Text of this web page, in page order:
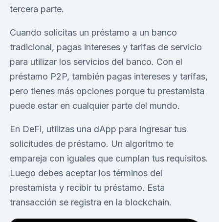
tercera parte.
Cuando solicitas un préstamo a un banco
tradicional, pagas intereses y tarifas de servicio
para utilizar los servicios del banco. Con el
préstamo P2P, también pagas intereses y tarifas,
pero tienes más opciones porque tu prestamista
puede estar en cualquier parte del mundo.
En DeFi, utilizas una dApp para ingresar tus
solicitudes de préstamo. Un algoritmo te
empareja con iguales que cumplan tus requisitos.
Luego debes aceptar los términos del
prestamista y recibir tu préstamo. Esta
transacción se registra en la blockchain.